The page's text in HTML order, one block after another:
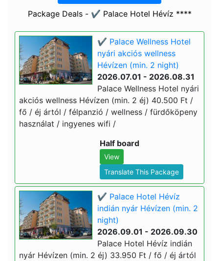
Package Deals - ✔️ Palace Hotel Hévíz ****
✔️ Palace Wellness Hotel
nyári akciós wellness
Hévízen (min. 2 night)
2026.07.01 - 2026.08.31
Palace Wellness Hotel nyári
akciós wellness Hévízen (min. 2 éj) 40.500 Ft /
fő / éj ártól / félpanzió / wellness / fürdőköpeny
használat / ingyenes wifi /
Half board
View
Translate This Package
✔️ Palace Hotel Hévíz
indián nyár Hévízen (min. 2
night)
2026.09.01 - 2026.09.30
Palace Hotel Hévíz indián
nyár Hévízen (min. 2 éj) 33.950 Ft / fő / éj ártól